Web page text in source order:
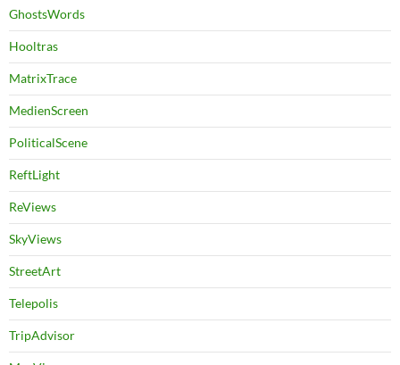
GhostsWords
Hooltras
MatrixTrace
MedienScreen
PoliticalScene
ReftLight
ReViews
SkyViews
StreetArt
Telepolis
TripAdvisor